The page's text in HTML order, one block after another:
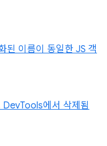
된 이름이 동일한 JS 객
에서 삭제됨